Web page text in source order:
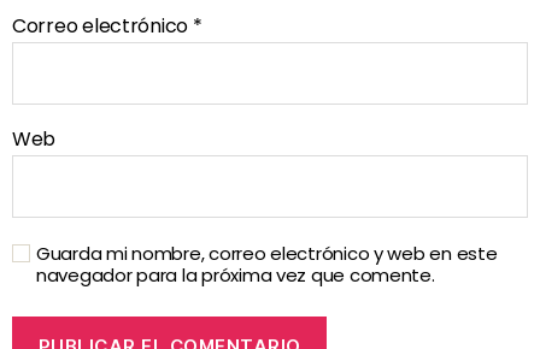
Correo electrónico *
Web
Guarda mi nombre, correo electrónico y web en este
navegador para la próxima vez que comente.